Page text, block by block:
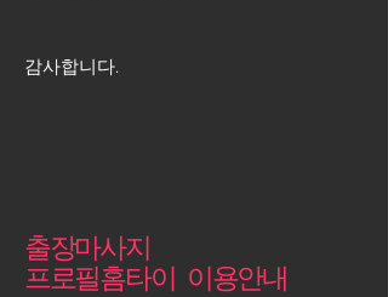
​감사합니다.
출장마사지
프로필홈타이 이용안내